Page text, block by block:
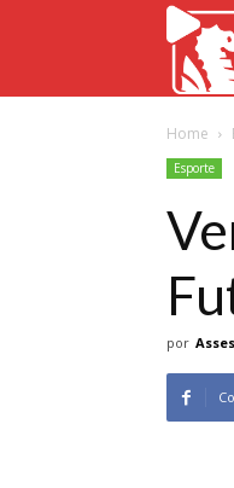
Home
Esporte
por